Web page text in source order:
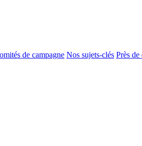
de campagne Nos sujets-clés Près de